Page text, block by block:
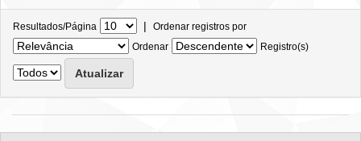
Resultados/Página | Ordenar registros por
Ordenar
Registro(s)